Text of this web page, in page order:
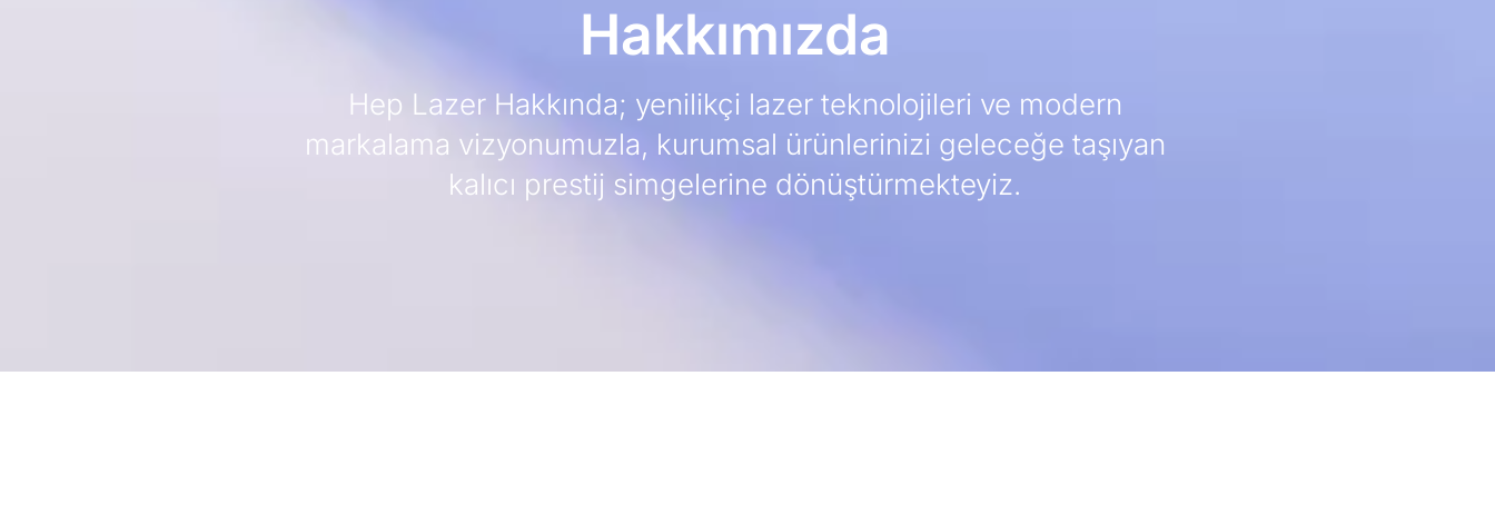
Hakkımızda
Hep Lazer Hakkında; yenilikçi lazer teknolojileri ve modern
markalama vizyonumuzla, kurumsal ürünlerinizi geleceğe taşıyan
kalıcı prestij simgelerine dönüştürmekteyiz.